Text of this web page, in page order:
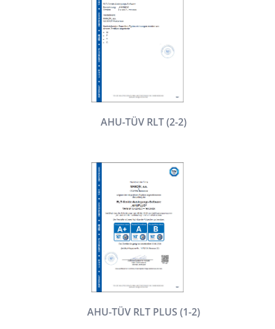
AHU-TÜV RLT (2-2)
AHU-TÜV RLT PLUS (1-2)